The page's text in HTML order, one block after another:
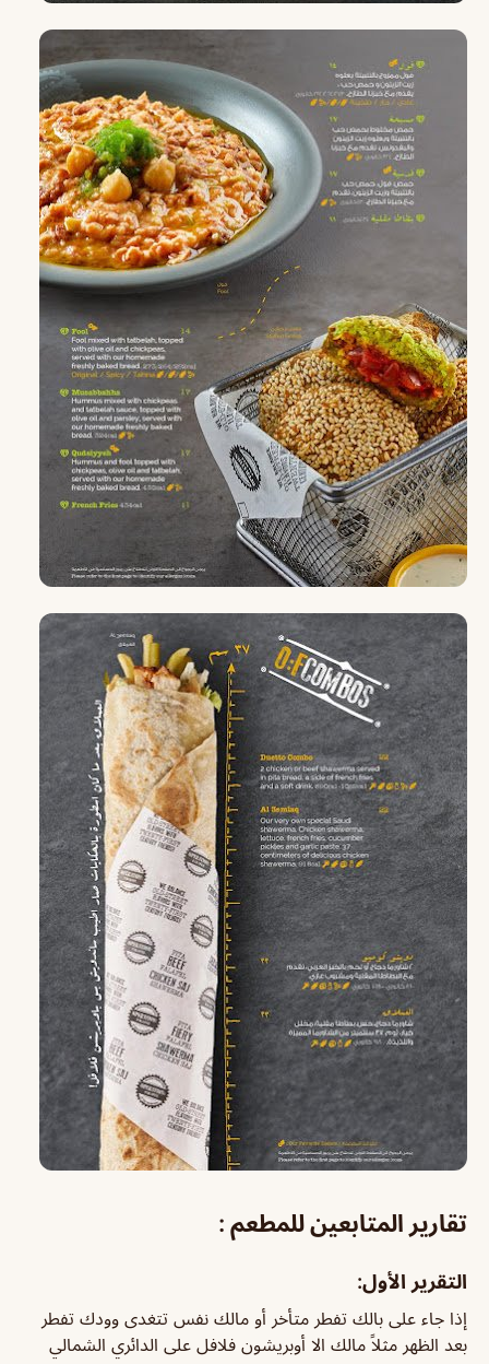
تقارير المتابعين للمطعم :
التقرير الأول:
إذا جاء على بالك تفطر متأخر أو مالك نفس تتغدى وودك تفطر
بعد الظهر مثلاً مالك الا أوبريشون فلافل على الدائري الشمالي